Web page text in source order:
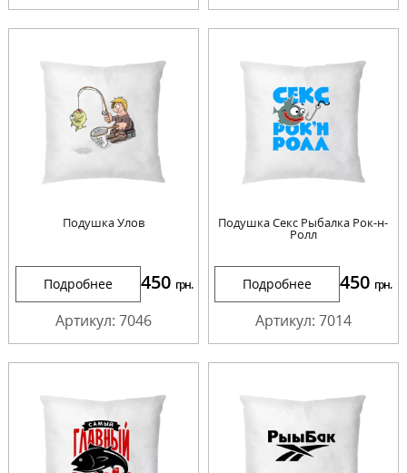
Подушка Улов
Подробнее 450 грн.
Артикул: 7046
Подушка Секс Рыбалка Рок-н-
Ролл
Подробнее 450 грн.
Артикул: 7014